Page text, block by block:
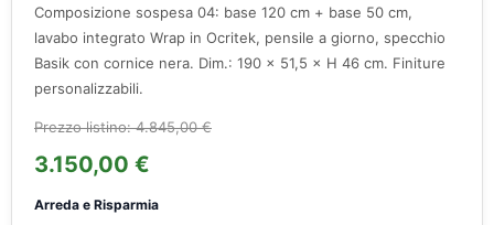
Composizione sospesa 04: base 120 cm + base 50 cm,
lavabo integrato Wrap in Ocritek, pensile a giorno, specchio
Basik con cornice nera. Dim.: 190 × 51,5 × H 46 cm. Finiture
personalizzabili.
Prezzo listino: 4.845,00 €
3.150,00 €
Arreda e Risparmia